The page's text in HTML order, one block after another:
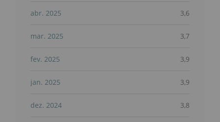
abr. 2025 3,6
mar. 2025 3,7
fev. 2025 3,9
jan. 2025 3,9
dez. 2024 3,8